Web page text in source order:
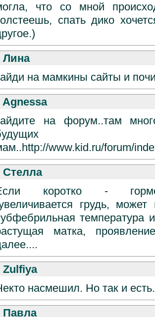
что со мной
спать дико
Лина
на мамкины сайты и
Agnessa
на форум..там
www.kid.ru/forum/
Стелла
коротко -
грудь,
температура
матка,
Zulfiya
насмешил. Но так и есть.
Павла